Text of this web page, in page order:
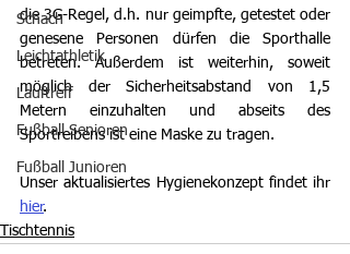
Schach
Leichtathletik
Lauftreff
Fußball Senioren
Fußball Junioren
die 3G-Regel, d.h. nur geimpfte, getestet oder
genesene Personen dürfen die Sporthalle
betreten. Außerdem ist weiterhin, soweit
möglich der Sicherheitsabstand von 1,5
Metern einzuhalten und abseits des
Sportreibens ist eine Maske zu tragen.
hier.
Tischtennis